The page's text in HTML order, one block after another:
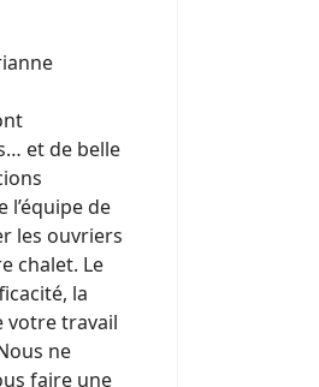
et de belle
de
les ouvriers
chalet. Le
la
votre travail
ne
faire une